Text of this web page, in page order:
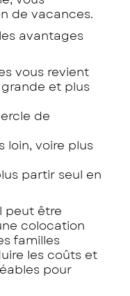
de vacances.
avantages
vous revient
et plus
de
loin, voire plus
partir seul en
peut être
colocation
familles
les coûts et
pour